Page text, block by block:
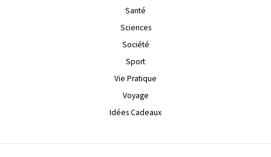
Santé
Sciences
Société
Sport
Vie Pratique
Voyage
Idées Cadeaux